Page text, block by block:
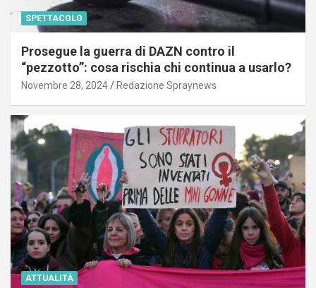
SPETTACOLO
Prosegue la guerra di DAZN contro il
“pezzotto”: cosa rischia chi continua a usarlo?
Novembre 28, 2024 Redazione Spraynews
ATTUALITÀ